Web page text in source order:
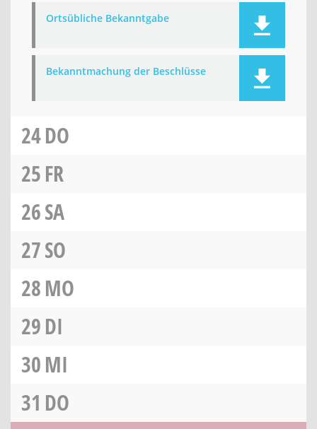
Ortsübliche Bekanntgabe
Bekanntmachung der Beschlüsse
24DO
25FR
26SA
27SO
28MO
29DI
30MI
31 DO